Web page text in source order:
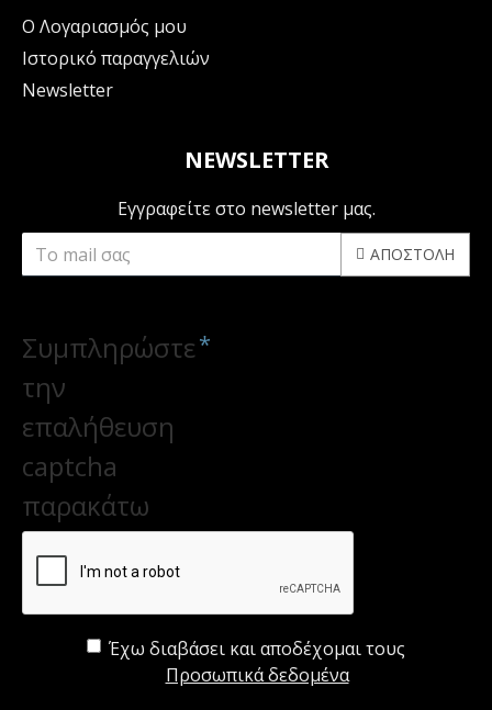
Ο Λογαριασμός μου
Ιστορικό παραγγελιών
Newsletter
NEWSLETTER
Εγγραφείτε στο newsletter μας.
ΑΠΟΣΤΟΛΉ
Συμπληρώστε
την
επαλήθευση
captcha
παρακάτω
Έχω διαβάσει και αποδέχομαι τους
Προσωπικά δεδομένα